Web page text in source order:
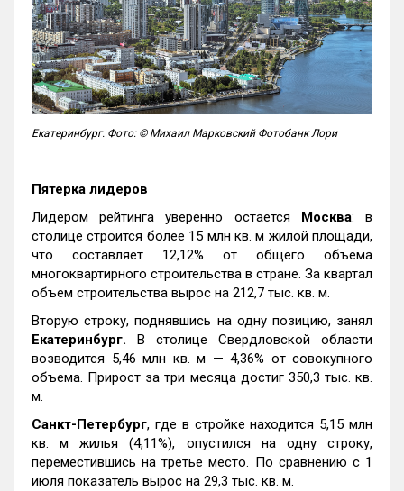
Екатеринбург. Фото: © Михаил Марковский Фотобанк Лори
Пятерка лидеров
Лидером рейтинга уверенно остается Москва: в
столице строится более 15 млн кв. м жилой площади,
что составляет 12,12% от общего объема
многоквартирного строительства в стране. За квартал
объем строительства вырос на 212,7 тыс. кв. м.
Вторую строку, поднявшись на одну позицию, занял
Екатеринбург. В столице Свердловской области
возводится 5,46 млн кв. м — 4,36% от совокупного
объема. Прирост за три месяца достиг 350,3 тыс. кв.
м.
Санкт-Петербург, где в стройке находится 5,15 млн
кв. м жилья (4,11%), опустился на одну строку,
переместившись на третье место. По сравнению с 1
июля показатель вырос на 29,3 тыс. кв. м.